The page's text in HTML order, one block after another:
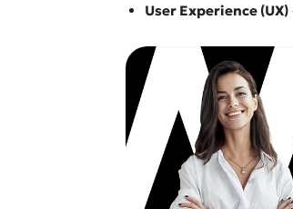
User Experience (UX)